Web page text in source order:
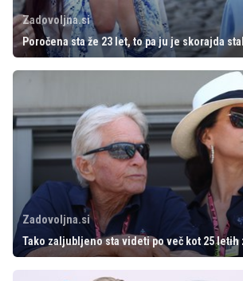
Zadovoljna.si
Poročena sta že 23 let, to pa ju je skorajda
Zadovoljna.si
Tako zaljubljeno sta videti po več kot 25 letih